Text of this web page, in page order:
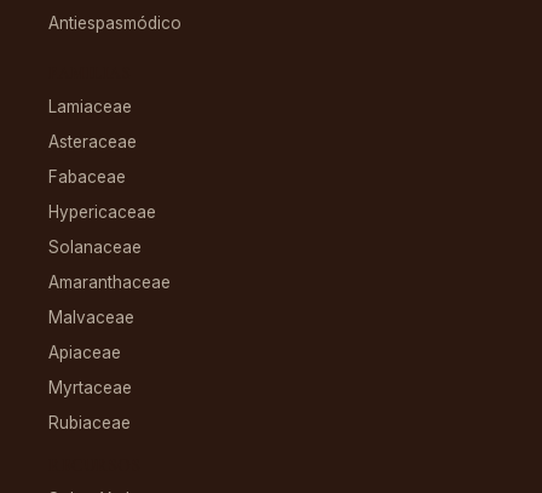
Antiespasmódico
Lamiaceae
Asteraceae
Fabaceae
Hypericaceae
Solanaceae
Amaranthaceae
Malvaceae
Apiaceae
Myrtaceae
Rubiaceae